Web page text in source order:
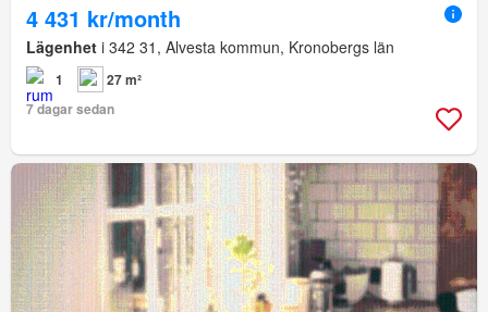
4 431 kr/month
Lägenhet i 342 31, Alvesta kommun, Kronobergs län
1
27 m²
7 dagar sedan